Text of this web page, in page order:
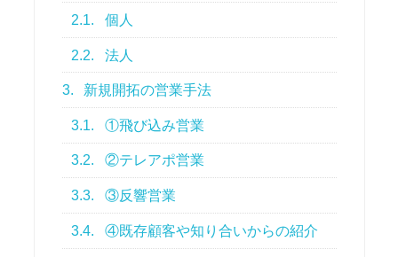
2.1. 個人
2.2. 法人
3. 新規開拓の営業手法
3.1. ①飛び込み営業
3.2. ②テレアポ営業
3.3. ③反響営業
3.4. ④既存顧客や知り合いからの紹介